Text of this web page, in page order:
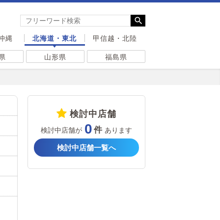
縄 北海道・東北 甲信越・北陸
山形県 福島県
検討中店舗
検討中店舗が 0 あります
検討中店舗一覧へ